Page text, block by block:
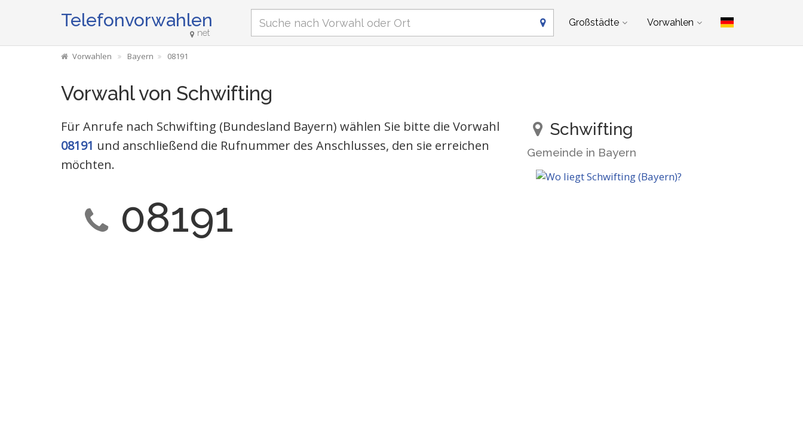
Telefonvorwahlen
net
Großstädte Vorwahlen
Vorwahlen Bayern 08191
Vorwahl von Schwifting
Für Anrufe nach Schwifting (Bundesland Bayern) wählen Sie bitte die Vorwahl
08191 und anschließend die Rufnummer des Anschlusses, den sie erreichen
möchten.
08191
Schwifting
Gemeinde in Bayern